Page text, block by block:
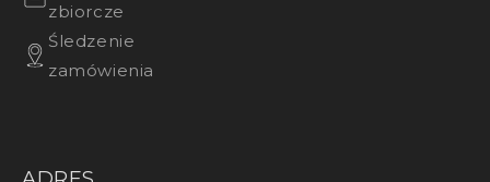
zbiorcze
Śledzenie
zamówienia